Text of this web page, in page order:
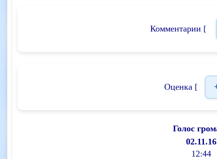
Комментарии [
Оценка [
Голос
02.11.16
12:44